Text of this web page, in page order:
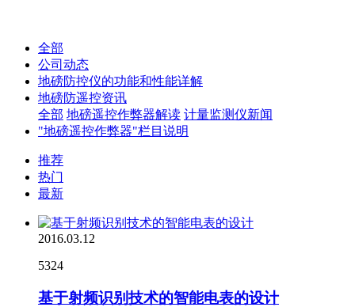
全部
公司动态
地磅防控仪的功能和性能详解
地磅防遥控资讯
全部 地磅遥控作弊器解读 计量监测仪新闻
"地磅遥控作弊器"栏目说明
推荐
热门
最新
2016.03.12
5324
基于射频识别技术的智能电表的设计